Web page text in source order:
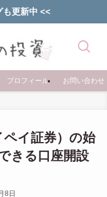
更新中 <<
プロフィール お問い合わせ
イ証券）の始
きる口座開設
8日